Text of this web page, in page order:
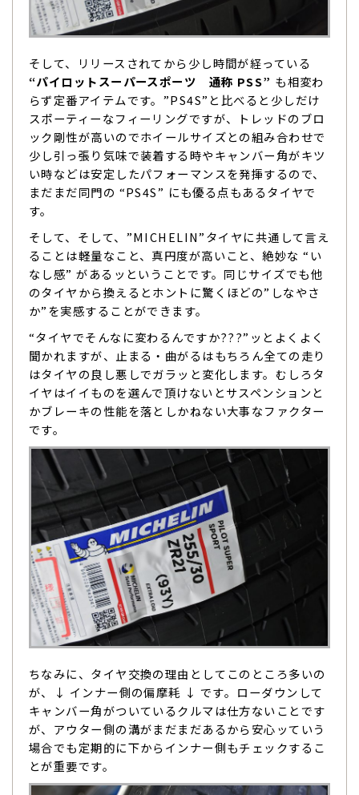
そして、リリースされてから少し時間が経っている
“パイロットスーパースポーツ 通称 PSS” も相変わ
らず定番アイテムです。”PS4S”と比べると少しだけ
スポーティーなフィーリングですが、トレッドのブロ
ック剛性が高いのでホイールサイズとの組み合わせで
少し引っ張り気味で装着する時やキャンバー角がキツ
い時などは安定したパフォーマンスを発揮するので、
まだまだ同門の “PS4S” にも優る点もあるタイヤで
す。
そして、そして、”MICHELIN”タイヤに共通して言え
ることは軽量なこと、真円度が高いこと、絶妙な “い
なし感” があるッということです。同じサイズでも他
のタイヤから換えるとホントに驚くほどの”しなやさ
か”を実感することができます。
“タイヤでそんなに変わるんですか???”ッとよくよく
聞かれますが、止まる・曲がるはもちろん全ての走り
はタイヤの良し悪しでガラッと変化します。むしろタ
イヤはイイものを選んで頂けないとサスペンションと
かブレーキの性能を落としかねない大事なファクター
です。
ちなみに、タイヤ交換の理由としてこのところ多いの
が、↓ インナー側の偏摩耗 ↓ です。ローダウンして
キャンバー角がついているクルマは仕方ないことです
が、アウター側の溝がまだまだあるから安心ッていう
場合でも定期的に下からインナー側もチェックするこ
とが重要です。